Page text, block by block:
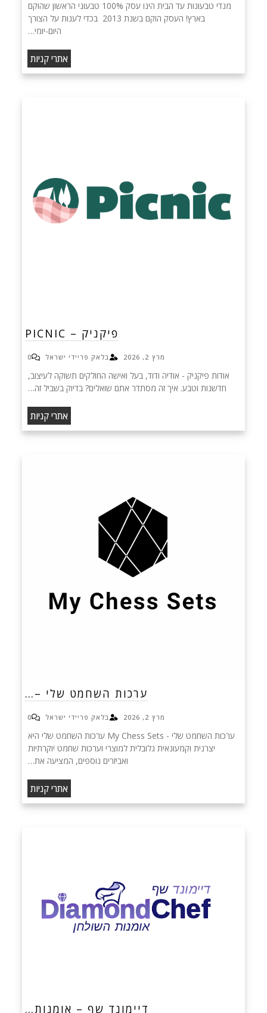
מנדי טבעונות עד הבית הינו עסק 100% טבעוני הראשון שהוקם
בארץ! העסק הוקם בשנת 2013 בכדי לענות על הצורך
היום-יומי…
אתרי קניות
פיקניק – PICNIC
מרץ 2, 2026 בלאק פריידי ישראל 0
אודות פיקניק - אודיה ודוד, בעל ואישה החולקים תשוקה לעיצוב,
חדשנות וטבע. איך זה מסתדר אתם שואלים? בדיוק בשביל זה…
אתרי קניות
ערכות השחמט שלי –…
מרץ 2, 2026 בלאק פריידי ישראל 0
ערכות השחמט שלי - My Chess Sets ערכות השחמט שלי היא
יצרנית וקמעונאית גלובלית למוצרי וערכות שחמט יוקרתיות
ואביזרים נוספים, המציעה את…
אתרי קניות
דיימונד שף – אומנות…